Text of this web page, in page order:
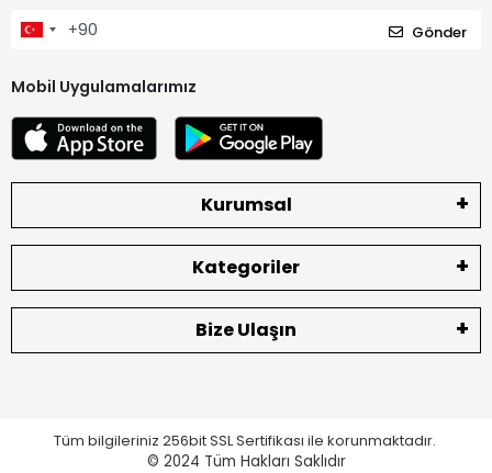
Gönder
Mobil Uygulamalarımız
Kurumsal
Kategoriler
Bize Ulaşın
Tüm bilgileriniz 256bit SSL Sertifikası ile korunmaktadır.
© 2024 Tüm Hakları Saklıdır